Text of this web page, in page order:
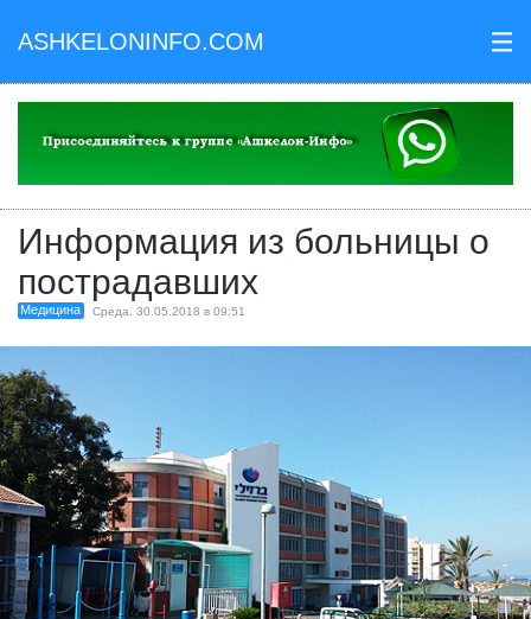
ASHKELONINFO.COM III
Информация из больницы о
пострадавших
Медицина Среда, 30.05.2018 в 09:51